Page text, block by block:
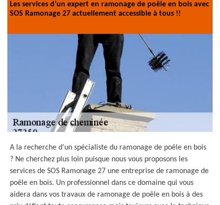
Les services d’un expert en ramonage de poêle en bois avec
SOS Ramonage 27 actuellement accessible à tous !!
A la recherche d’un spécialiste du ramonage de poêle en bois
? Ne cherchez plus loin puisque nous vous proposons les
services de SOS Ramonage 27 une entreprise de ramonage de
poêle en bois. Un professionnel dans ce domaine qui vous
aidera dans vos travaux de ramonage de poêle en bois à des